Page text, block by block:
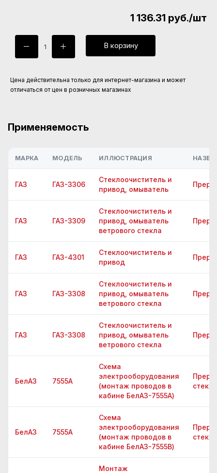
1 136.31 руб./шт
В корзину
Цена действительна только для интернет-магазина и может
отличаться от цен в розничных магазинах
Применяемость
МАРКА МОДЕЛЬ ИЛЛЮСТРАЦИЯ
ГАЗ ГАЗ-3306
Стеклоочиститель и
привод, омыватель
ГАЗ ГАЗ-3309
Стеклоочиститель и
привод, омыватель
ветрового стекла
ГАЗ ГАЗ-4301
Стеклоочиститель и
привод
ГАЗ ГАЗ-3308
Стеклоочиститель и
привод, омыватель
ветрового стекла
ГАЗ ГАЗ-3308
Стеклоочиститель и
привод, омыватель
ветрового стекла
БелАЗ 7555A
Схема
электрооборудования
(монтаж проводов в
кабине БелАЗ-7555А)
БелАЗ 7555A
Схема
электрооборудования
(монтаж проводов в
кабине БелАЗ-7555В)
Монтаж